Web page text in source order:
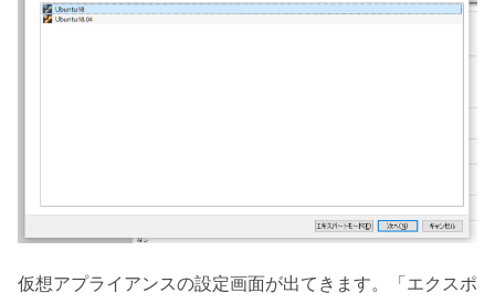
仮想アプライアンスの設定画面が出てきます。「エクスポ